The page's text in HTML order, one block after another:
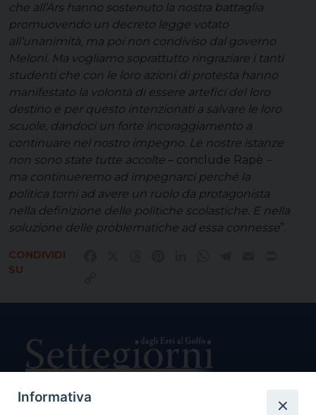
che all’Ars hanno sostenuto la nostra battaglia
promuovendo un decreto legge votato
all’unanimità, ma poi non condiviso dal governo
Meloni. Ma vogliamo soprattutto ringraziare i tanti
studenti che con le loro azioni di protesta hanno
manifestato la volontà di essere artefici del loro
destino e per questo intenzionati a salvare le loro
scuole, dandoci un forte incoraggiamento a
continuare nel nostro impegno. Le nostre istanze
non sono state tutte accolte – conclude Rapè –
ma continueremo ad impegnarci perché la
politica torni ad avere un ruolo da protagonista
nella definizione delle politiche scolastiche. E nella
soluzione delle problematiche ad essa connesse”.
CONDIVIDI
SU
Informativa